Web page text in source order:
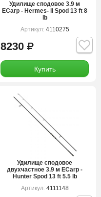
Удилище сподовое 3.9 м
ECarp - Hermes- ll Spod 13 ft 8
lb
Артикул:4110275
8230
Купить
Удилище сподовое
двухчастное 3.9 м ECarp -
Hunter Spod 13 ft 5.5 lb
Артикул:4111148